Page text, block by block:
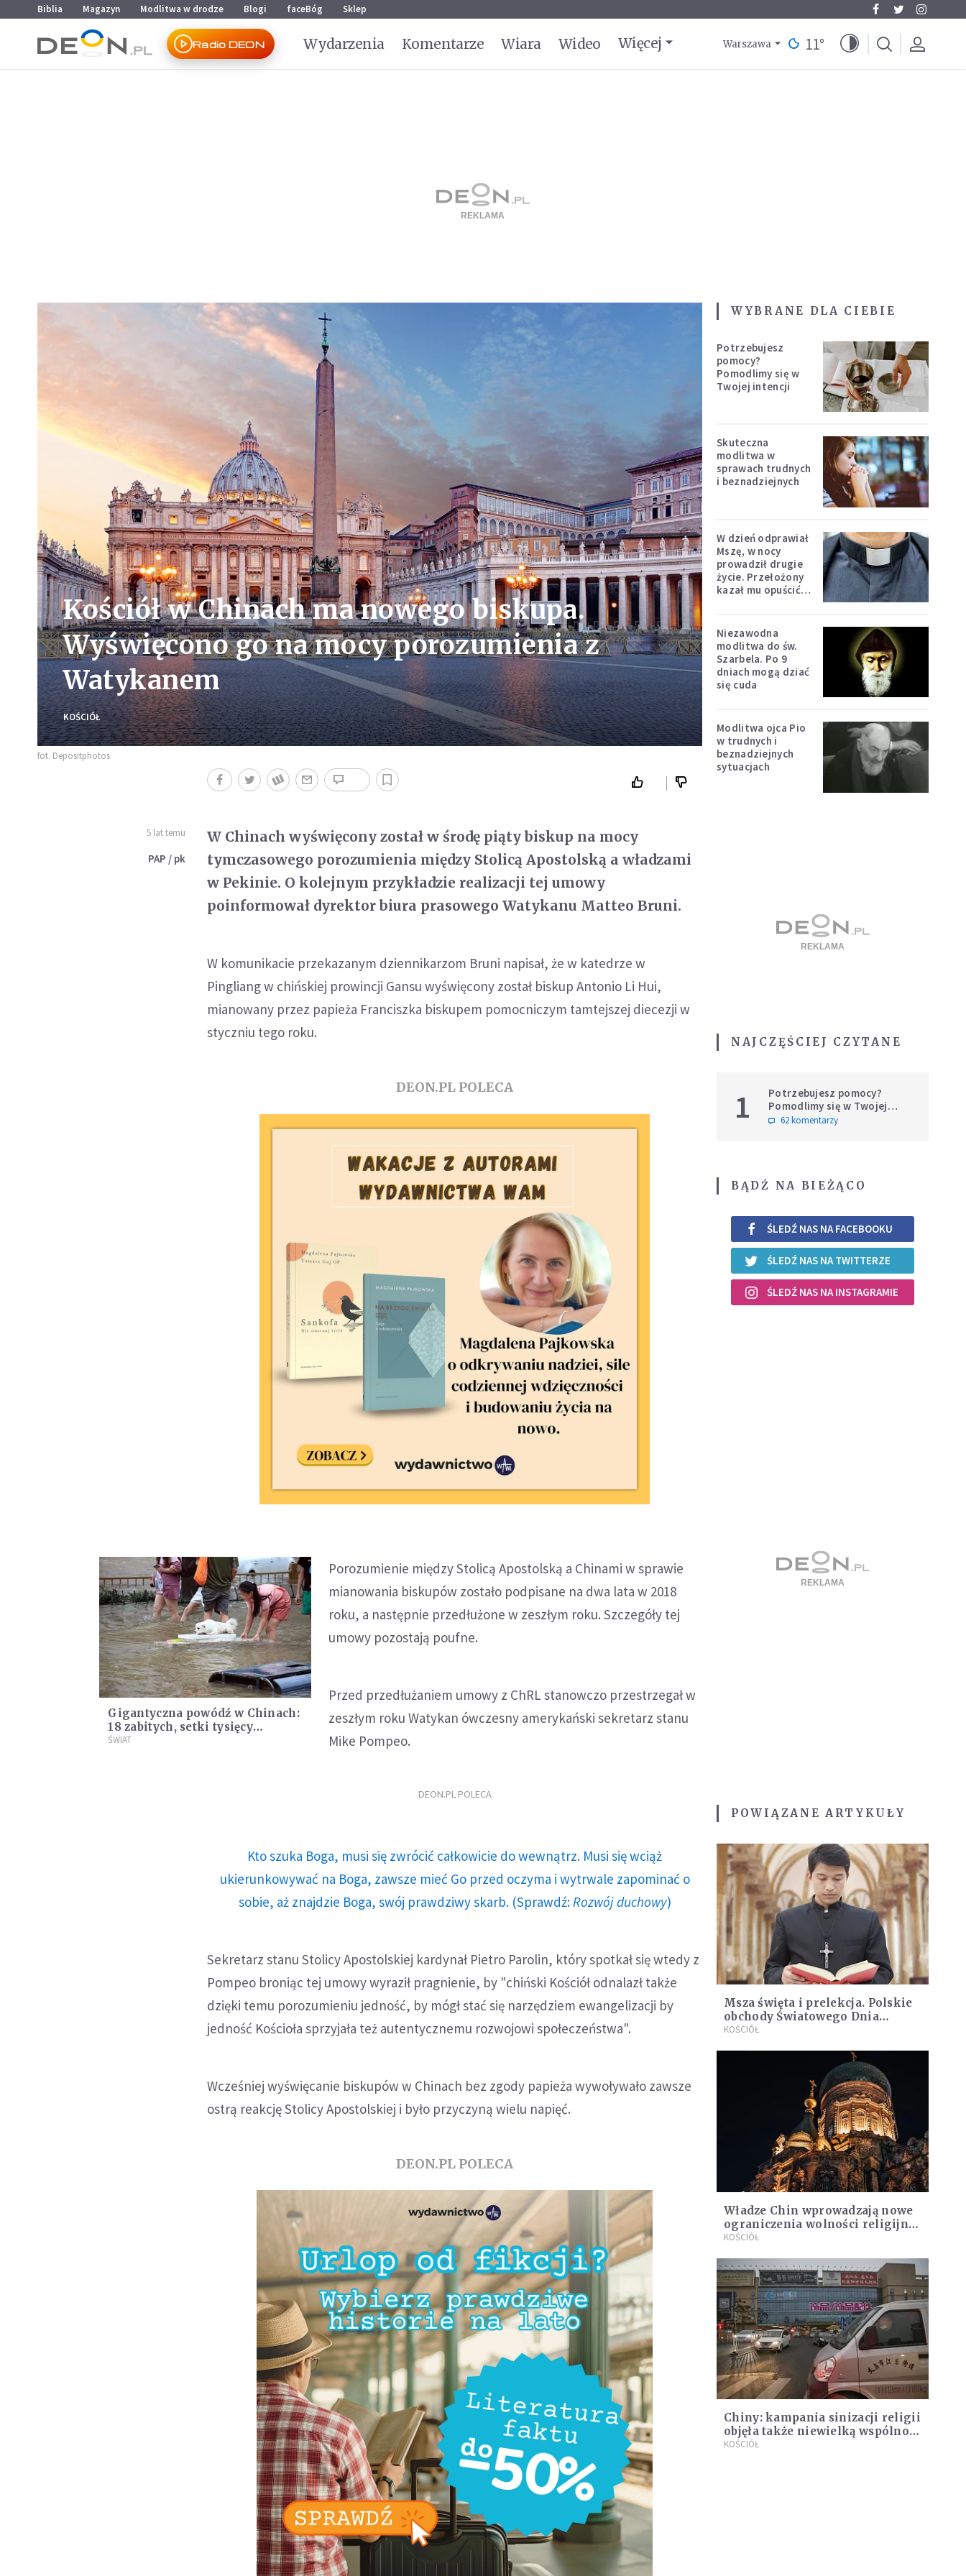
Przejdź do menu głównego
Przejdź do treści
Biblia Magazyn Modlitwa w drodze Blogi faceBóg Sklep
Radio DEON Wydarzenia Komentarze Wiara Wideo Więcej Warszawa 11°
Kościół w Chinach ma nowego biskupa.
Wyświęcono go na mocy porozumienia z
Watykanem
KOŚCIÓŁ
fot. Depositphotos
5 lat temu
PAP / pk
W Chinach wyświęcony został w środę piąty biskup na mocy
tymczasowego porozumienia między Stolicą Apostolską a władzami
w Pekinie. O kolejnym przykładzie realizacji tej umowy
poinformował dyrektor biura prasowego Watykanu Matteo Bruni.
W komunikacie przekazanym dziennikarzom Bruni napisał, że w katedrze w
Pingliang w chińskiej prowincji Gansu wyświęcony został biskup Antonio Li Hui,
mianowany przez papieża Franciszka biskupem pomocniczym tamtejszej diecezji w
styczniu tego roku.
DEON.PL POLECA
Gigantyczna powódź w Chinach:
18 zabitych, setki tysięcy
ewakuowanych
ŚWIAT
Porozumienie między Stolicą Apostolską a Chinami w sprawie
mianowania biskupów zostało podpisane na dwa lata w 2018
roku, a następnie przedłużone w zeszłym roku. Szczegóły tej
umowy pozostają poufne.
Przed przedłużaniem umowy z ChRL stanowczo przestrzegał w
zeszłym roku Watykan ówczesny amerykański sekretarz stanu
Mike Pompeo.
DEON.PL POLECA
Kto szuka Boga, musi się zwrócić całkowicie do wewnątrz. Musi się wciąż
ukierunkowywać na Boga, zawsze mieć Go przed oczyma i wytrwale zapominać o
sobie, aż znajdzie Boga, swój prawdziwy skarb. (Sprawdź: Rozwój duchowy)
Sekretarz stanu Stolicy Apostolskiej kardynał Pietro Parolin, który spotkał się wtedy z
Pompeo broniąc tej umowy wyraził pragnienie, by "chiński Kościół odnalazł także
dzięki temu porozumieniu jedność, by mógł stać się narzędziem ewangelizacji by
jedność Kościoła sprzyjała też autentycznemu rozwojowi społeczeństwa".
Wcześniej wyświęcanie biskupów w Chinach bez zgody papieża wywoływało zawsze
ostrą reakcję Stolicy Apostolskiej i było przyczyną wielu napięć.
DEON.PL POLECA
WYBRANE DLA CIEBIE
Potrzebujesz
pomocy?
Pomodlimy się w
Twojej intencji
Skuteczna
modlitwa w
sprawach trudnych
i beznadziejnych
W dzień odprawiał
Mszę, w nocy
prowadził drugie
życie. Przełożony
kazał mu opuścić
Niezawodna
modlitwa do św.
Szarbela. Po 9
dniach mogą dziać
się cuda
Modlitwa ojca Pio
w trudnych i
beznadziejnych
sytuacjach
NAJCZĘŚCIEJ CZYTANE
1
Potrzebujesz pomocy?
Pomodlimy się w Twojej
intencji
62 komentarzy
BĄDŹ NA BIEŻĄCO
ŚLEDŹ NAS NA FACEBOOKU
ŚLEDŹ NAS NA TWITTERZE
ŚLEDŹ NAS NA INSTAGRAMIE
POWIĄZANE ARTYKUŁY
Msza święta i prelekcja. Polskie
obchody Światowego Dnia
Modlitw za Kościół w Chinach
KOŚCIÓŁ
Władze Chin wprowadzają nowe
ograniczenia wolności religijnej
dla cudzoziemców
KOŚCIÓŁ
Chiny: kampania sinizacji religii
objęła także niewielką wspólnotę
żydowską w Kaifengu
KOŚCIÓŁ